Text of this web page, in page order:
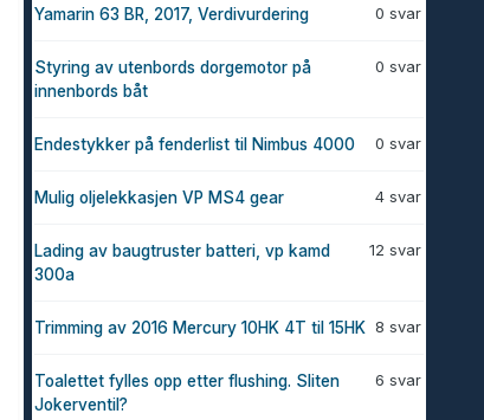
0 svar
Yamarin 63 BR, 2017, Verdivurdering
0 svar
Styring av utenbords dorgemotor på
innenbords båt
0 svar
Endestykker på fenderlist til Nimbus 4000
4 svar
Mulig oljelekkasjen VP MS4 gear
12 svar
Lading av baugtruster batteri, vp kamd
300a
8 svar
Trimming av 2016 Mercury 10HK 4T til 15HK
6 svar
Toalettet fylles opp etter flushing. Sliten
Jokerventil?